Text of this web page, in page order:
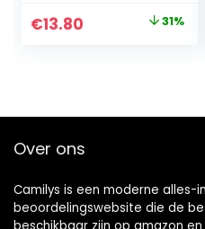
Original
€13.80 31%
Over ons
Camilys is een moderne alles-
beoordelingswebsite die de